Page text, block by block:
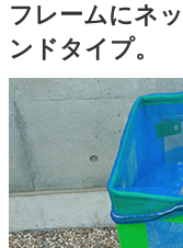
フレームにネ
ンドタイプ。